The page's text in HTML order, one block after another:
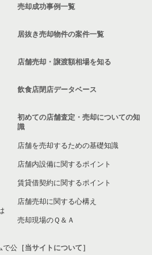
スナックの居抜き売却物件の案件
物件の案件一覧
物件の案件一覧
却物件の案件一覧
居抜き売却物件の案件一覧
ックの居抜き売却物件の案件一覧
の案件一覧
ーの居抜き売却物件の案件一覧
物件の案件一覧
の案件一覧
の案件一覧
件の案件一覧
件の案件一覧
バーの居抜き売却物件の案件一覧
件の案件一覧
件の案件一覧
物件の案件一覧
で公
売却成功事例一覧
居抜き売却物件の案件一覧
店舗売却・譲渡額相場を知る
飲食店閉店データベース
初めての店舗査定・売却についての知
識
店舗を売却するための基礎知識
店舗内設備に関するポイント
賃貸借契約に関するポイント
店舗売却に関する心構え
売却現場のＱ＆Ａ
［当サイトについて］